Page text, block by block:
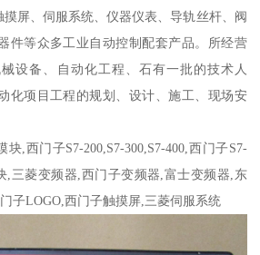
屏、伺服系统、仪器仪表、导轨丝杆、阀
件等众多工业自动控制配套产品。所经营
设备、自动化工程、石有一批的技术人
化项目工程的规划、设计、施工、现场安
,西门子S7-200,S7-300,S7-400,西门子S7-
,三菱变频器,西门子变频器,富士变频器,东
子LOGO,西门子触摸屏,三菱伺服系统